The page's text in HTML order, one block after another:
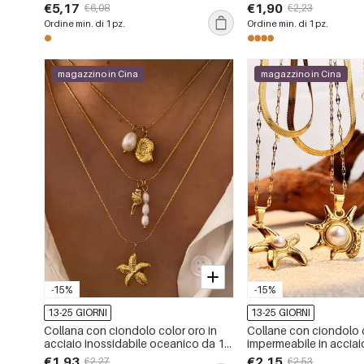
oceanico da 1 pezzo
€5,17 €6,08
Ordine min. di 1 pz.
oceanico da 1 pezzo
€1,90 €2,23
Ordine min. di 1 pz.
-15%
magazzino in Cina
13-25 GIORNI
Collana con ciondolo color oro in
acciaio inossidabile oceanico da 1
pezzo €2,27
-15%
magazzino in Cina
13-25 GIORNI
Collane con ciondolo
impermeabile in
oceanico€2,53